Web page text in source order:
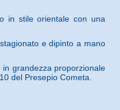
in stile orientale con una
e dipinto a mano
grandezza proporzionale
del Presepio Cometa.